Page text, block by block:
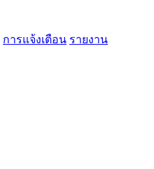
การแจ้งเตือน รายงาน